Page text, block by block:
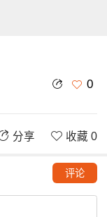
0
分享 收藏 0
评论